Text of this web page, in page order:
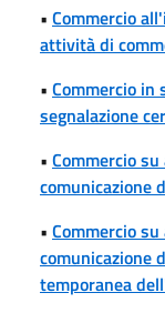
• Commercio
attività di
• Commercio in
segnalazione
• Commercio
comunicazione
• Commercio
comunicazione
temporanea